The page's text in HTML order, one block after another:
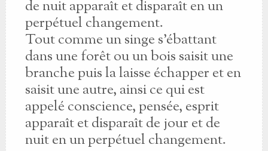
de nuit apparaît et disparaît en un
perpétuel changement.
Tout comme un singe s'ébattant
dans une forêt ou un bois saisit une
branche puis la laisse échapper et en
saisit une autre, ainsi ce qui est
appelé conscience, pensée, esprit
apparaît et disparaît de jour et de
nuit en un perpétuel changement.